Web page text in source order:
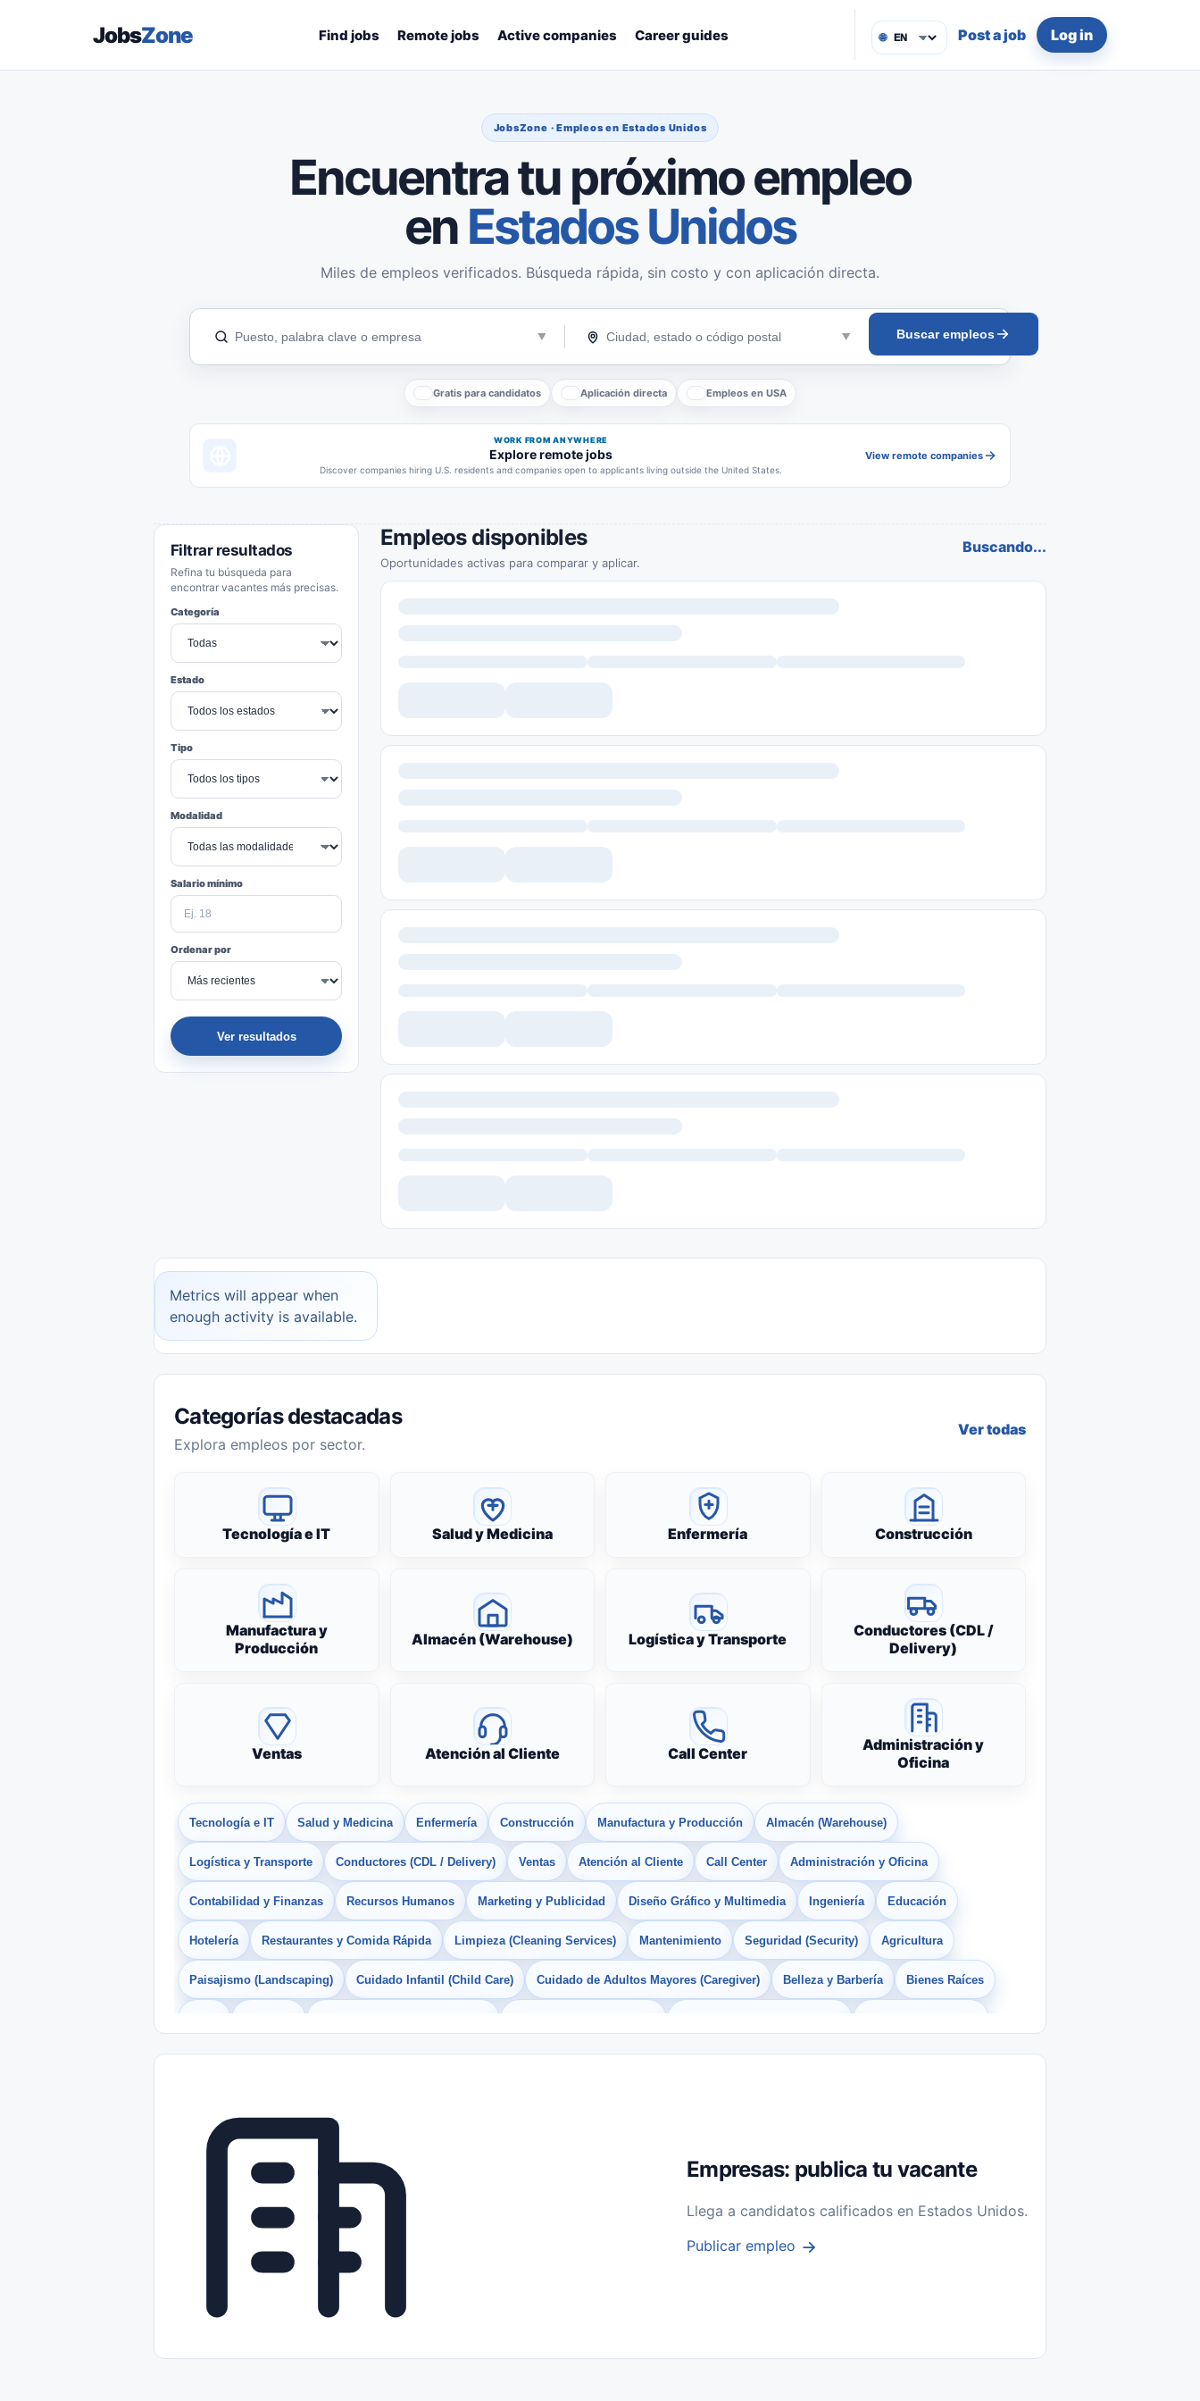
JobsZone Find jobs Remote jobs Active companies Career guides 🌐 Post a job Log in
JobsZone · Empleos en Estados Unidos
Encuentra tu próximo empleo
en Estados Unidos
Miles de empleos verificados. Búsqueda rápida, sin costo y con aplicación directa.
Buscar empleos
Gratis para candidatos Aplicación directa Empleos en USA
WORK FROM ANYWHERE
Explore remote jobs
Discover companies hiring U.S. residents and companies open to applicants living outside the United States.
View remote companies
Filtrar resultados
Refina tu búsqueda para
encontrar vacantes más precisas.
Categoría
Estado
Tipo
Modalidad
Salario mínimo
Ordenar por
Ver resultados
Empleos disponibles
Oportunidades activas para comparar y aplicar.
Buscando...
Metrics will appear when
enough activity is available.
Categorías destacadas
Explora empleos por sector.
Ver todas
Tecnología e IT Salud y Medicina Enfermería Construcción
Manufactura y
Producción
Almacén (Warehouse) Logística y Transporte
Conductores (CDL /
Delivery)
Ventas Atención al Cliente Call Center
Administración y
Oficina
Tecnología e IT Salud y Medicina Enfermería Construcción Manufactura y Producción Almacén (Warehouse)
Logística y Transporte Conductores (CDL / Delivery) Ventas Atención al Cliente Call Center Administración y Oficina
Contabilidad y Finanzas Recursos Humanos Marketing y Publicidad Diseño Gráfico y Multimedia Ingeniería Educación
Hotelería Restaurantes y Comida Rápida Limpieza (Cleaning Services) Mantenimiento Seguridad (Security) Agricultura
Paisajismo (Landscaping) Cuidado Infantil (Child Care) Cuidado de Adultos Mayores (Caregiver) Belleza y Barbería Bienes Raíces
Freelance Prácticas (Internships) Empleos para Estudiantes Empleos Bilingües (English/Spanish) Sin Experiencia
Telecomunicaciones
Empresas: publica tu vacante
Llega a candidatos calificados en Estados Unidos.
Publicar empleo